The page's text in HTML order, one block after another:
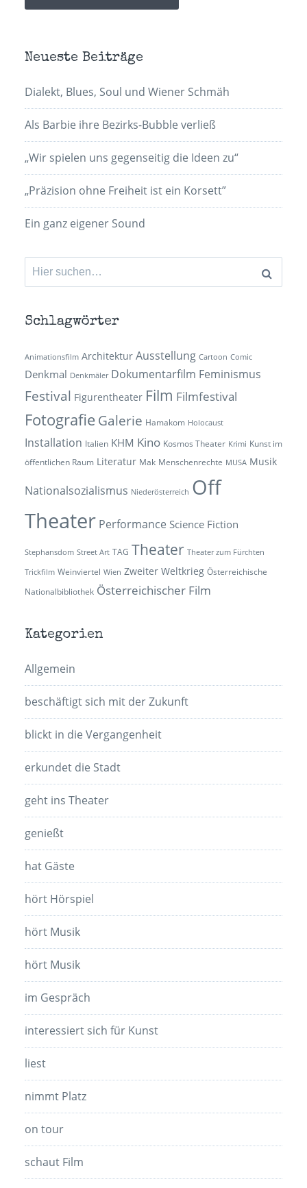
Neueste Beiträge
Dialekt, Blues, Soul und Wiener Schmäh
Als Barbie ihre Bezirks-Bubble verließ
„Wir spielen uns gegenseitig die Ideen zu“
„Präzision ohne Freiheit ist ein Korsett”
Ein ganz eigener Sound
Suchen
nach:
Schlagwörter
Animationsfilm Architektur Ausstellung Cartoon Comic
Denkmal Denkmäler Dokumentarfilm Feminismus
Festival Figurentheater Film Filmfestival
Fotografie Galerie Hamakom Holocaust
Installation Italien KHM Kino Kosmos Theater Krimi Kunst im
öffentlichen Raum Literatur Mak Menschenrechte MUSA Musik
Nationalsozialismus Niederösterreich Off
Theater Performance Science Fiction
Stephansdom Street Art TAG Theater Theater zum Fürchten
Trickfilm Weinviertel Wien Zweiter Weltkrieg Österreichische
Nationalbibliothek Österreichischer Film
Kategorien
Allgemein
beschäftigt sich mit der Zukunft
blickt in die Vergangenheit
erkundet die Stadt
geht ins Theater
genießt
hat Gäste
hört Hörspiel
hört Musik
hört Musik
im Gespräch
interessiert sich für Kunst
liest
nimmt Platz
on tour
schaut Film